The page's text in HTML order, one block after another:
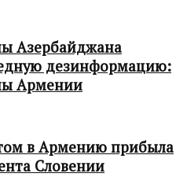
Азербайджана
дезинформацию:
Армении
в Армению прибыла
Словении